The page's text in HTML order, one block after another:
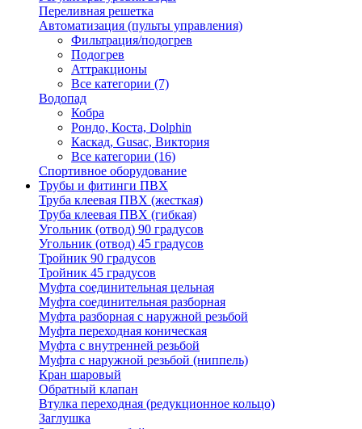
Переливная решетка
Автоматизация (пульты управления)
Фильтрация/подогрев
Подогрев
Аттракционы
Все категории (7)
Водопад
Кобра
Рондо, Коста, Dolphin
Каскад, Gusac, Виктория
Все категории (16)
Спортивное оборудование
Трубы и фитинги ПВХ
Труба клеевая ПВХ (жесткая)
Труба клеевая ПВХ (гибкая)
Угольник (отвод) 90 градусов
Угольник (отвод) 45 градусов
Тройник 90 градусов
Тройник 45 градусов
Муфта соединительная цельная
Муфта соединительная разборная
Муфта разборная с наружной резьбой
Муфта переходная коническая
Муфта с внутренней резьбой
Муфта с наружной резьбой (ниппель)
Кран шаровый
Обратный клапан
Втулка переходная (редукционное кольцо)
Заглушка